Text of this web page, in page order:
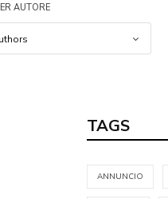
AUTORE
TAGS
ANNUNCIO